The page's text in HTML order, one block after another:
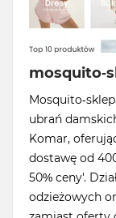
mosquito-
Mosquito-
ubrań
Komar,
dostawę od
50% ceny'.
odzieżowych